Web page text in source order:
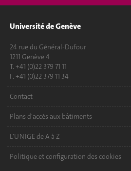
Université de Genève
24 rue du Général-Dufour
1211 Genève 4
T. +41 (0)22 379 71 11
F. +41 (0)22 379 11 34
Contact
Plans d'accès aux bâtiments
L'UNIGE de A à Z
Politique et configuration des cookies